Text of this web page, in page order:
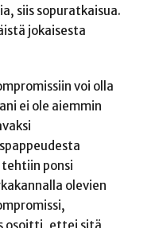
siis sopuratkaisua.
jokaisesta
voi olla
ei ole aiemmin
ponsi
olevien